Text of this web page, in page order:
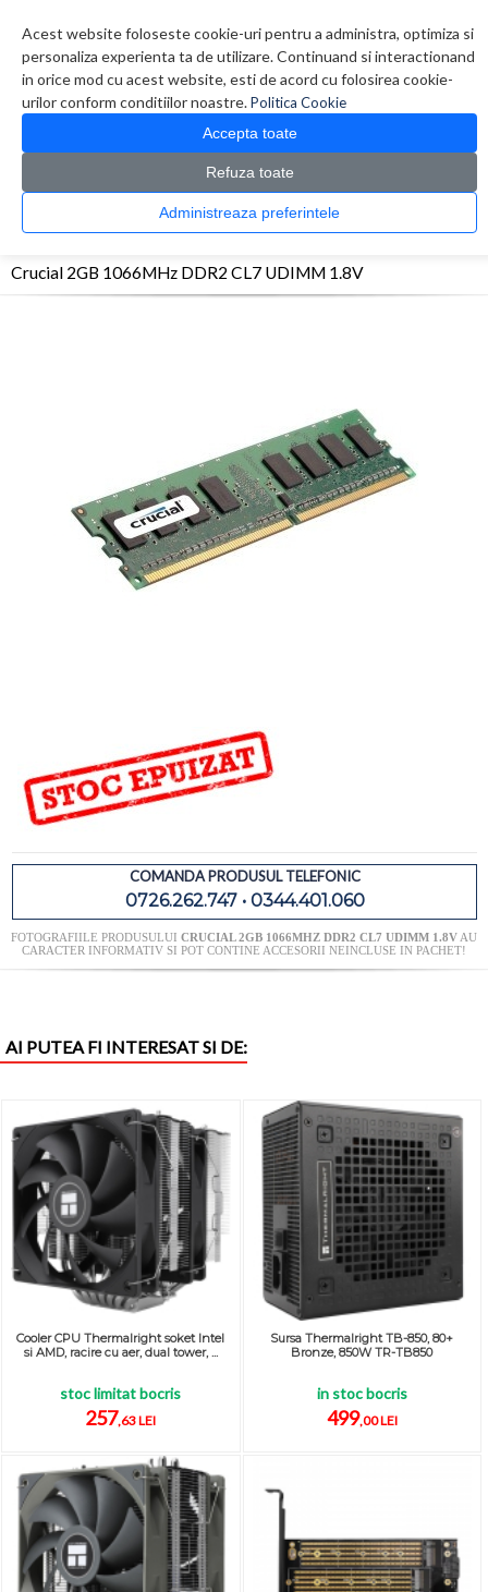
Acest website foloseste cookie-uri pentru a administra, optimiza si
personaliza experienta ta de utilizare. Continuand si interactionand
in orice mod cu acest website, esti de acord cu folosirea cookie-
urilor conform conditiilor noastre.Politica Cookie
Accepta toate
Refuza toate
Administreaza preferintele
0 produs(e)
CATALOG PRODUSE
Componente PC > Memorii > Crucial 2GB 1066MHz DDR2 CL7
Crucial 2GB 1066MHz DDR2 CL7 UDIMM 1.8V
COMANDA PRODUSUL TELEFONIC
0726.262.747 • 0344.401.060
FOTOGRAFIILE PRODUSULUI CRUCIAL 2GB 1066MHZ DDR2 CL7 UDIMM 1.8VAU
CARACTER INFORMATIV SI POT CONTINE ACCESORII NEINCLUSE IN PACHET!
AI PUTEA FI INTERESAT SI DE:
Cooler CPU Thermalright soket Intel
si AMD, racire cu aer, dual tower, ...
stoc limitat bocris
257,63 LEI
Sursa Thermalright TB-850, 80+
Bronze, 850W TR-TB850
in stoc bocris
499,00 LEI